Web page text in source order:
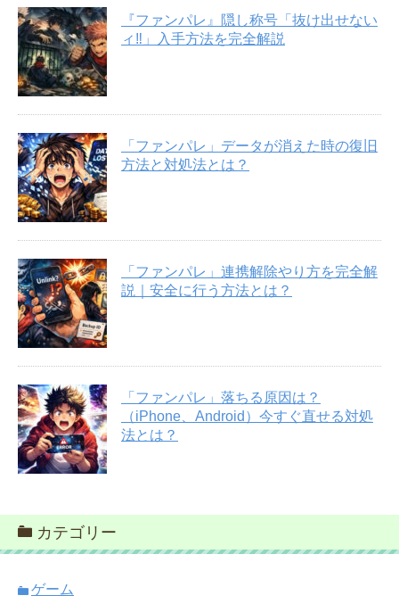
『ファンパレ』隠し称号「抜け出せない
ィ‼︎」入手方法を完全解説
「ファンパレ」データが消えた時の復旧
方法と対処法とは？
「ファンパレ」連携解除やり方を完全解
説｜安全に行う方法とは？
「ファンパレ」落ちる原因は？
（iPhone、Android）今すぐ直せる対処
法とは？
カテゴリー
ゲーム